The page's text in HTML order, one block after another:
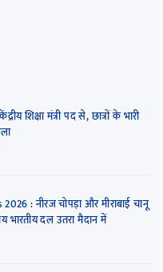
शिक्षा मंत्री पद से, छात्रों के भारी
: नीरज चोपड़ा और मीराबाई चानू
भारतीय दल उतरा मैदान में